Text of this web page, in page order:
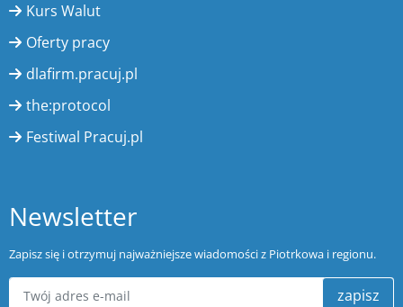
Kurs Walut
Oferty pracy
dlafirm.pracuj.pl
the:protocol
Festiwal Pracuj.pl
Newsletter
Zapisz się i otrzymuj najważniejsze wiadomości z Piotrkowa i regionu.
zapisz